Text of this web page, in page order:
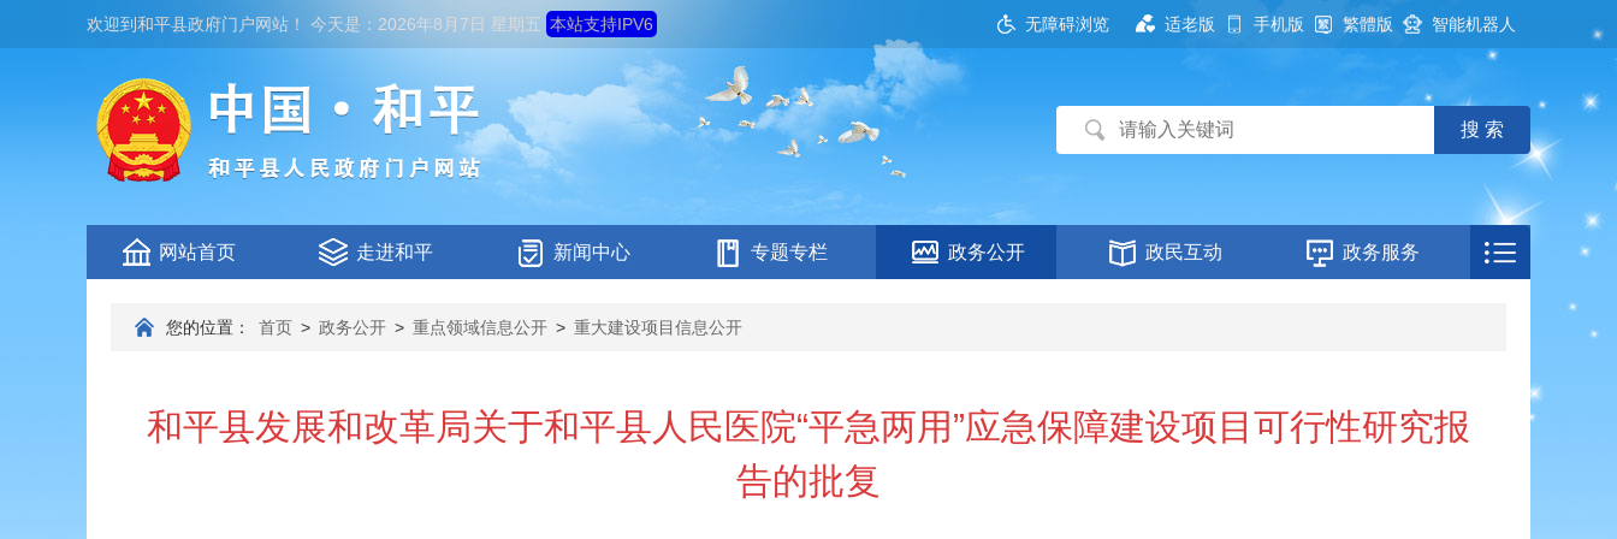
欢迎到和平县政府门户网站 ！ 今天是： 2026年8月7日 星期五 本站支持IPV6 无障碍浏览 适老版 手机版 繁體版 智能机器人
网站首页 走进和平 新闻中心 专题专栏 政务公开 政民互动 政务服务
您的位置： 首页 > 政务公开 > 重点领域信息公开 > 重大建设项目信息公开
和平县发展和改革局关于和平县人民医院“平急两用”应急保障建设项目可行性研究报
告的批复